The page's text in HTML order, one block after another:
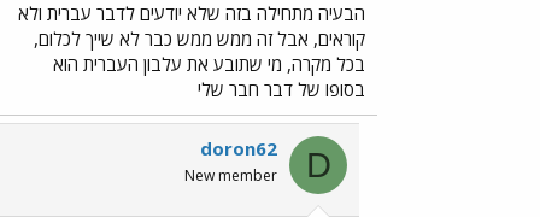
הבעיה מתחילה בזה שלא יודעים לדבר עברית ולא
קוראים, אבל זה ממש ממש כבר לא שייך לכלום,
בכל מקרה, מי שתובע את עלבון העברית הוא
בסופו של דבר חבר שלי
D
doron62
New member